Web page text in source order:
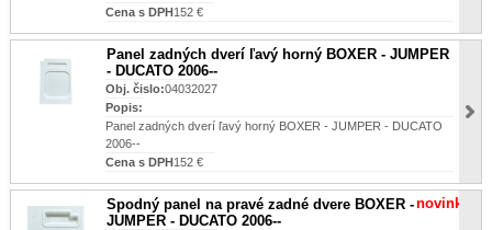
Cena s DPH152 €
Panel zadných dverí ľavý horný BOXER - JUMPER
- DUCATO 2006--
Obj. čislo:04032027
Popis:
Panel zadných dverí ľavý horný BOXER - JUMPER - DUCATO
2006--
Cena s DPH152 €
Spodný panel na pravé zadné dvere BOXER -
JUMPER - DUCATO 2006--
novinka